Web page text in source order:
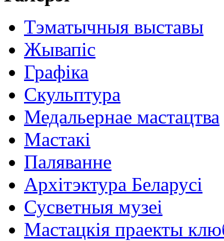
Тэматычныя выставы
Жывапіс
Графіка
Скульптура
Медальернае мастацтва
Мастакі
Паляванне
Архітэктура Беларусі
Сусветныя музеі
Мастацкія праекты